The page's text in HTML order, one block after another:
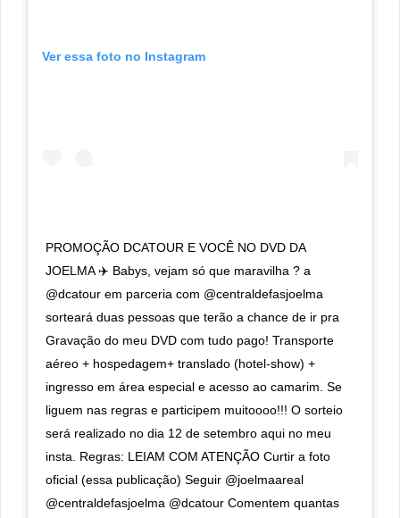
Ver essa foto no Instagram
PROMOÇÃO DCATOUR E VOCÊ NO DVD DA
JOELMA ✈️ Babys, vejam só que maravilha ? a
@dcatour em parceria com @centraldefasjoelma
sorteará duas pessoas que terão a chance de ir pra
Gravação do meu DVD com tudo pago! Transporte
aéreo + hospedagem+ translado (hotel-show) +
ingresso em área especial e acesso ao camarim. Se
liguem nas regras e participem muitoooo!!! O sorteio
será realizado no dia 12 de setembro aqui no meu
insta. Regras: LEIAM COM ATENÇÃO Curtir a foto
oficial (essa publicação) Seguir @joelmaareal
@centraldefasjoelma @dcatour Comentem quantas